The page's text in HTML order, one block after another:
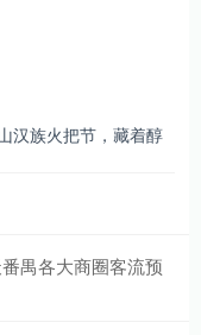
汉族火把节，藏着醇
禺各大商圈客流预